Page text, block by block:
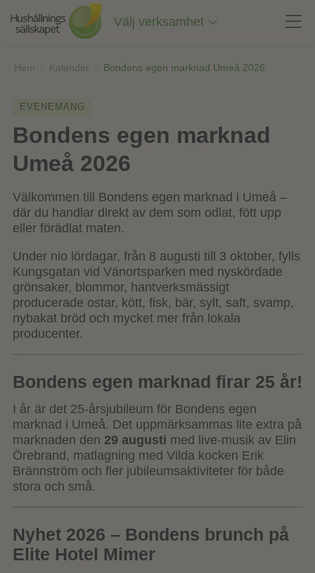
innehåll
Välj verksamhet
Hem Kalender Bondens egen marknad Umeå 2026
EVENEMANG
Bondens egen marknad
Umeå 2026
Välkommen till Bondens egen marknad i Umeå –
där du handlar direkt av dem som odlat, fött upp
eller förädlat maten.
Under nio lördagar, från 8 augusti till 3 oktober, fylls
Kungsgatan vid Vänortsparken med nyskördade
grönsaker, blommor, hantverksmässigt
producerade ostar, kött, fisk, bär, sylt, saft, svamp,
nybakat bröd och mycket mer från lokala
producenter.
Bondens egen marknad firar 25 år!
I år är det 25-årsjubileum för Bondens egen
marknad i Umeå. Det uppmärksammas lite extra på
marknaden den 29 augusti med live-musik av Elin
Örebrand, matlagning med Vilda kocken Erik
Brännström och fler jubileumsaktiviteter för både
stora och små.
Nyhet 2026 – Bondens brunch på
Elite Hotel Mimer